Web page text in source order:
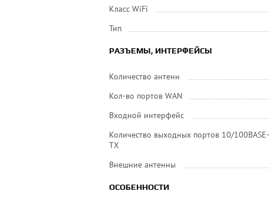
Класс WiFi
Тип
РАЗЪЕМЫ, ИНТЕРФЕЙСЫ
Количество антенн
Кол-во портов WAN
Входной интерфейс
Количество выходных портов 10/100BASE-
TX
Внешние антенны
ОСОБЕННОСТИ